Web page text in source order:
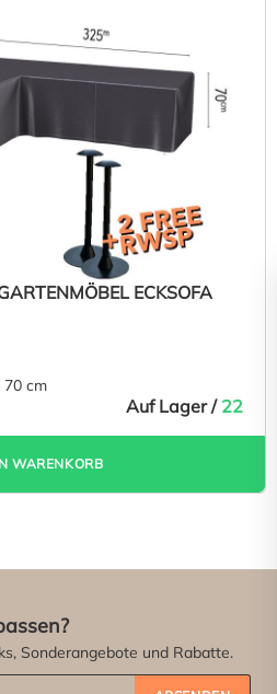
ECKSOFA
70 cm
Auf Lager / 22
WARENKORB
Sonderangebote und Rabatte.